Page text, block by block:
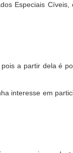
Especiais
a partir dela é
interesse em